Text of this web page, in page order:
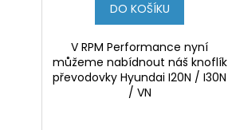
DO KOŠÍKU
V RPM Performance nyní
můžeme nabídnout náš knoflík
převodovky Hyundai I20N / I30N
/ VN